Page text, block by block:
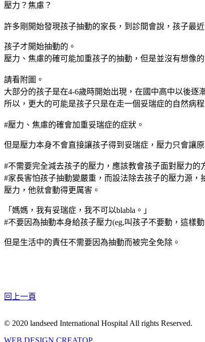
壓力？焦慮？
許多剛開始發現孩子抽動的家長，到診間會說，孩子最
孩子才開始抽動的。
壓力、焦慮的確可能加重孩子的抽動，但是並沒有想像的
請看附圖。
大部分的孩子是在4-6歲時開始出現，在國中高中以後
所以，更大的可能是孩子只是在走一個妥瑞症的自然病程
#壓力、焦慮的確會加重妥瑞症的症狀。
但是壓力本身不會直接讓孩子得到妥瑞症，壓力只會讓
#不需要完全減去孩子的壓力，應該教會孩子面對壓力的
#家長害怕孩子抽動變嚴重，而設法除去孩子的壓力源
壓力，他就會動得更厲害。
「媽媽，我有妥瑞症，我不可以blabla。」
#不要因為抽動本身給孩子壓力(eg,叫孩子不要動，這樣動
但是生活中的責任不需要因為抽動而被完全免除。
回上一頁
© 2020 landseed International Hospital All rights Reserved.
WEB DESIGN CREATOP